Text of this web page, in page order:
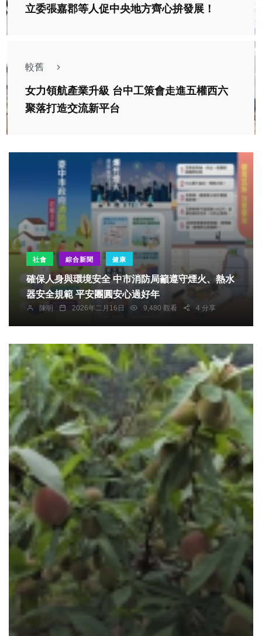
立委張嘉郡等人促中央地方齊心拚發展！
較舊
女力領航產業升級 台中工策會走進五權西六
聚落打造交流新平台
社會 綜合新聞 健康
確保人身與環境安全 中市消防局籲遵守煙火、熱水
器安全規範 平安團圓安心過好年
陳明 2026年二月16日 9,480 觀看 4 分享